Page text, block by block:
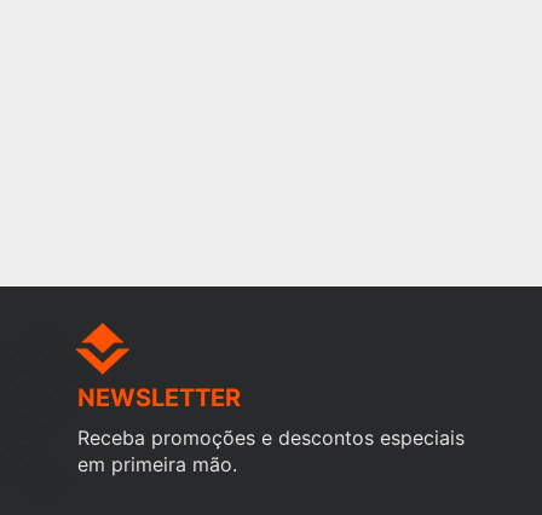
NEWSLETTER
Receba promoções e descontos especiais
em primeira mão.